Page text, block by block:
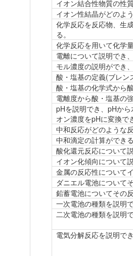
イオン結合性物質の性
イオン性結晶がどのよ
化学反応を反応物、生
る。
化学反応を用いて化学
電離について説明でき
モル濃度の説明ができ
酸・塩基の定義(ブレン
酸・塩基の化学式から
電離度から酸・塩基の
pHを説明でき、pHか
オン濃度をpHに変換で
中和反応がどのような
中和滴定の計算ができ
酸化還元反応について
イオン化傾向について
金属の反応性について
ダニエル電池について
鉛蓄電池についてその
一次電池の種類を説明
二次電池の種類を説明
電気分解反応を説明で